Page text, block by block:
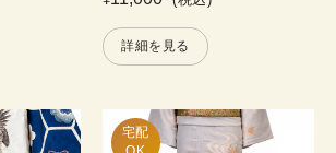
詳細を見る
宅配